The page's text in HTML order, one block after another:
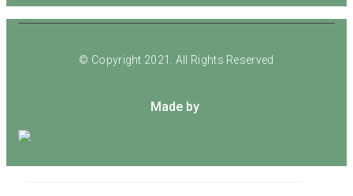
© Copyright 2021. All Rights Reserved
Made by